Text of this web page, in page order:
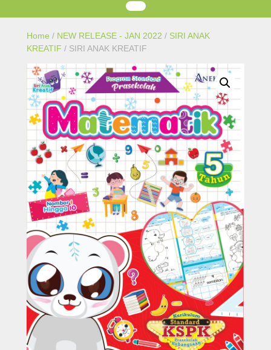
Home / NEW RELEASE - JAN 2022 / SIRI ANAK
KREATIF / SIRI ANAK KREATIF